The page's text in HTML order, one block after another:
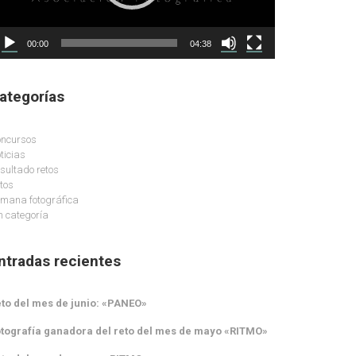
00:00 04:38
retos
fotográfica
categoría
recientes
del mes de junio: «PANEO»
ganadora del reto del mes de mayo «RITMO»